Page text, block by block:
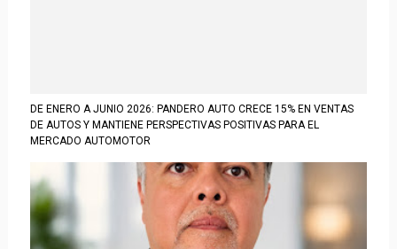
DE ENERO A JUNIO 2026: PANDERO AUTO CRECE 15% EN VENTAS
DE AUTOS Y MANTIENE PERSPECTIVAS POSITIVAS PARA EL
MERCADO AUTOMOTOR